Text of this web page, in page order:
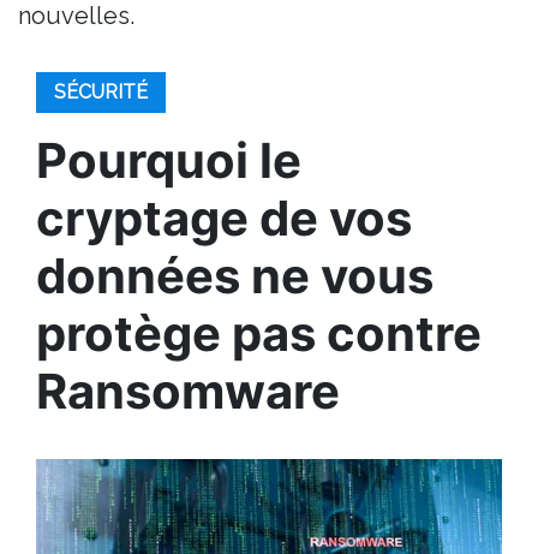
nouvelles.
SÉCURITÉ
Pourquoi le
cryptage de vos
données ne vous
protège pas contre
Ransomware